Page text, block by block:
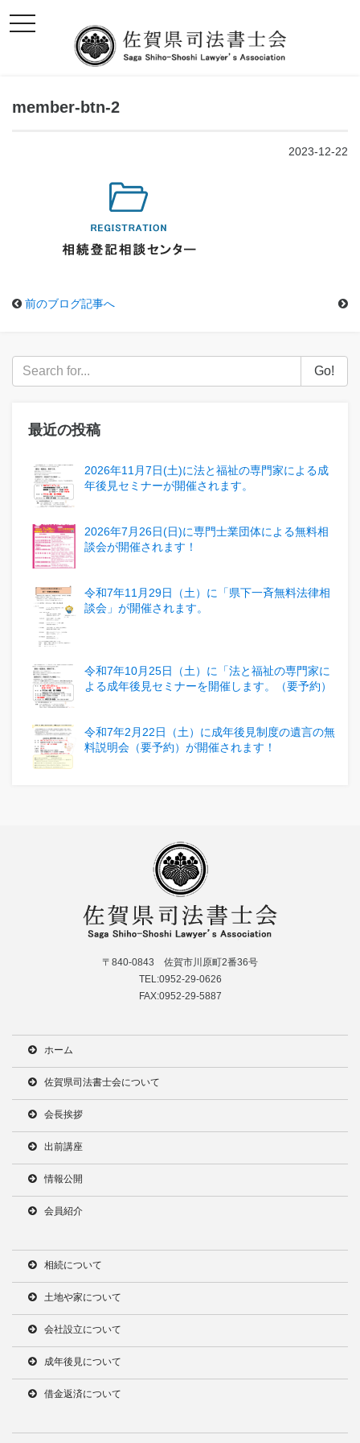
toggle
navigation
member-btn-2
2023-12-22
前のブログ記事へ
Go!
最近の投稿
2026年11月7日(土)に法と福祉の専門家による成
年後見セミナーが開催されます。
2026年7月26日(日)に専門士業団体による無料相
談会が開催されます！
令和7年11月29日（土）に「県下一斉無料法律相
談会」が開催されます。
令和7年10月25日（土）に「法と福祉の専門家に
よる成年後見セミナーを開催します。（要予約）
令和7年2月22日（土）に成年後見制度の遺言の無
料説明会（要予約）が開催されます！
〒840-0843 佐賀市川原町2番36号
TEL:0952-29-0626
FAX:0952-29-5887
ホーム
佐賀県司法書士会について
会長挨拶
出前講座
情報公開
会員紹介
相続について
土地や家について
会社設立について
成年後見について
借金返済について